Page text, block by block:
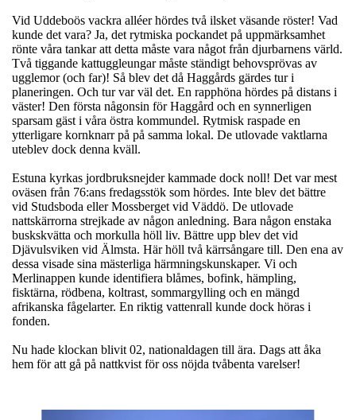
Vid Uddeboös vackra alléer hördes två ilsket väsande röster! Vad
kunde det vara? Ja, det rytmiska pockandet på uppmärksamhet
rönte våra tankar att detta måste vara något från djurbarnens värld.
Två tiggande kattuggleungar måste ständigt behovsprövas av
ugglemor (och far)! Så blev det då Haggårds gärdes tur i
planeringen. Och tur var väl det. En rapphöna hördes på distans i
väster! Den första någonsin för Haggård och en synnerligen
sparsam gäst i våra östra kommundel. Rytmisk raspade en
ytterligare kornknarr på på samma lokal. De utlovade vaktlarna
uteblev dock denna kväll.
Estuna kyrkas jordbruksnejder kammade dock noll! Det var mest
oväsen från 76:ans fredagsstök som hördes. Inte blev det bättre
vid Studsboda eller Mossberget vid Väddö. De utlovade
nattskärrorna strejkade av någon anledning. Bara någon enstaka
buskskvätta och morkulla höll liv. Bättre upp blev det vid
Djävulsviken vid Älmsta. Här höll två kärrsångare till. Den ena av
dessa visade sina mästerliga härmningskunskaper. Vi och
Merlinappen kunde identifiera blåmes, bofink, hämpling,
fisktärna, rödbena, koltrast, sommargylling och en mängd
afrikanska fågelarter. En riktig vattenrall kunde dock höras i
fonden.
Nu hade klockan blivit 02, nationaldagen till ära. Dags att åka
hem för att gå på nattkvist för oss nöjda tvåbenta varelser!